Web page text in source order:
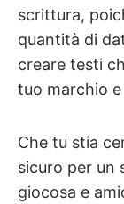
scrittura,
quantità di
creare testi
tuo marchio
Che tu stia
sicuro per un
giocosa e